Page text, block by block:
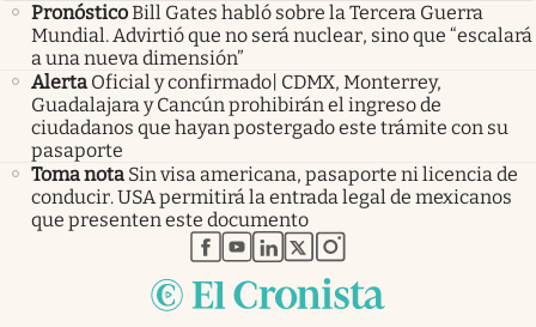
PronósticoBill Gates habló sobre la Tercera Guerra
Mundial. Advirtió que no será nuclear, sino que “escalará
a una nueva dimensión”
Alerta Oficial y confirmado| CDMX, Monterrey,
Guadalajara y Cancún prohibirán el ingreso de
ciudadanos que hayan postergado este trámite con su
pasaporte
Toma nota Sin visa americana, pasaporte ni licencia de
conducir. USA permitirá la entrada legal de mexicanos
que presenten este documento
abre en nueva pestaña
abre en nueva pestaña
abre en nueva pestaña
abre en nueva pestaña
abre en nueva pestaña